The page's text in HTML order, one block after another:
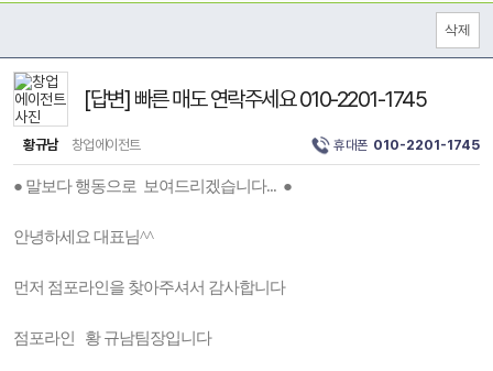
[답변] 빠른 매도 연락주세요 010-2201-1745
황규남 창업에이전트 휴대폰 010-2201-1745
● 말보다 행동으로 보여드리겠습니다... ●
안녕하세요 대표님^^
먼저 점포라인을 찾아주셔서 감사합니다
점포라인 황 규남팀장입니다